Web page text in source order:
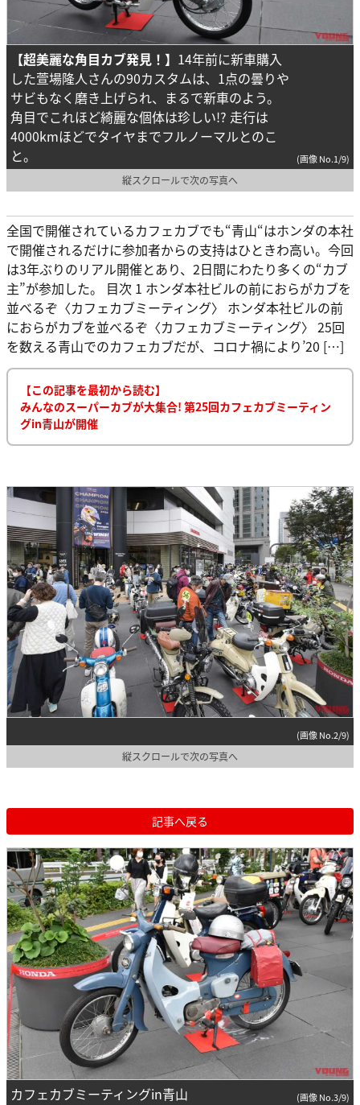
【超美麗な角目カブ発見！】 14年前に新車購入
した萱場隆人さんの90カスタムは、1点の曇りや
サビもなく磨き上げられ、まるで新車のよう。
角目でこれほど綺麗な個体は珍しい!? 走行は
4000kmほどでタイヤまでフルノーマルとのこ
と。
(画像 No.1/9)
縦スクロールで次の写真へ
全国で開催されているカフェカブでも“青山“はホンダの本社
で開催されるだけに参加者からの支持はひときわ高い。今回
は3年ぶりのリアル開催とあり、2日間にわたり多くの“カブ
主”が参加した。 目次 1 ホンダ本社ビルの前におらがカブを
並べるぞ〈カフェカブミーティング〉 ホンダ本社ビルの前
におらがカブを並べるぞ〈カフェカブミーティング〉 25回
を数える青山でのカフェカブだが、コロナ禍により’20 […]
【この記事を最初から読む】
みんなのスーパーカブが大集合! 第25回カフェカブミーティン
グin青山が開催
(画像 No.2/9)
縦スクロールで次の写真へ
記事へ戻る
カフェカブミーティングin青山 (画像 No.3/9)